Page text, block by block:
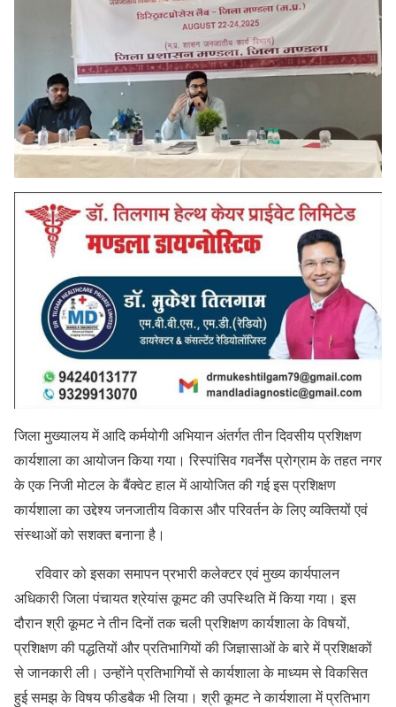
जिला मुख्यालय में आदि कर्मयोगी अभियान अंतर्गत तीन दिवसीय प्रशिक्षण
कार्यशाला का आयोजन किया गया। रिस्पांसिव गवर्नेंस प्रोग्राम के तहत नगर
के एक निजी मोटल के बैंक्वेट हाल में आयोजित की गई इस प्रशिक्षण
कार्यशाला का उद्देश्य जनजातीय विकास और परिवर्तन के लिए व्यक्तियों एवं
संस्थाओं को सशक्त बनाना है।
रविवार को इसका समापन प्रभारी कलेक्टर एवं मुख्य कार्यपालन
अधिकारी जिला पंचायत श्रेयांस कूमट की उपस्थिति में किया गया। इस
दौरान श्री कूमट ने तीन दिनों तक चली प्रशिक्षण कार्यशाला के विषयों,
प्रशिक्षण की पद्धतियों और प्रतिभागियों की जिज्ञासाओं के बारे में प्रशिक्षकों
से जानकारी ली। उन्होंने प्रतिभागियों से कार्यशाला के माध्यम से विकसित
हुई समझ के विषय फीडबैक भी लिया। श्री कूमट ने कार्यशाला में प्रतिभाग